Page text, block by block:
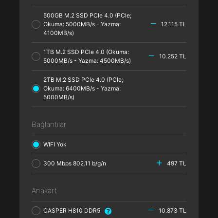
500GB M.2 SSD PCle 4.0 (PCle;
Okuma: 5000MB/s - Yazma:
4100MB/s)
12.115 TL
1TB M.2 SSD PCle 4.0 (Okuma:
5000MB/s - Yazma: 4500MB/s)
10.252 TL
2TB M.2 SSD PCle 4.0 (PCle;
Okuma: 6400MB/s - Yazma:
5000MB/s)
Bağlantılar
WIFI Yok
300 Mbps 802.11 b/g/n 497 TL
Anakart
CASPER H810 DDR5 10.873 TL